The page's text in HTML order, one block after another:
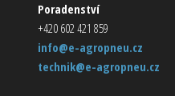
Poradenství
+420 602 421 859
info@e-agropneu.cz
technik@e-agropneu.cz